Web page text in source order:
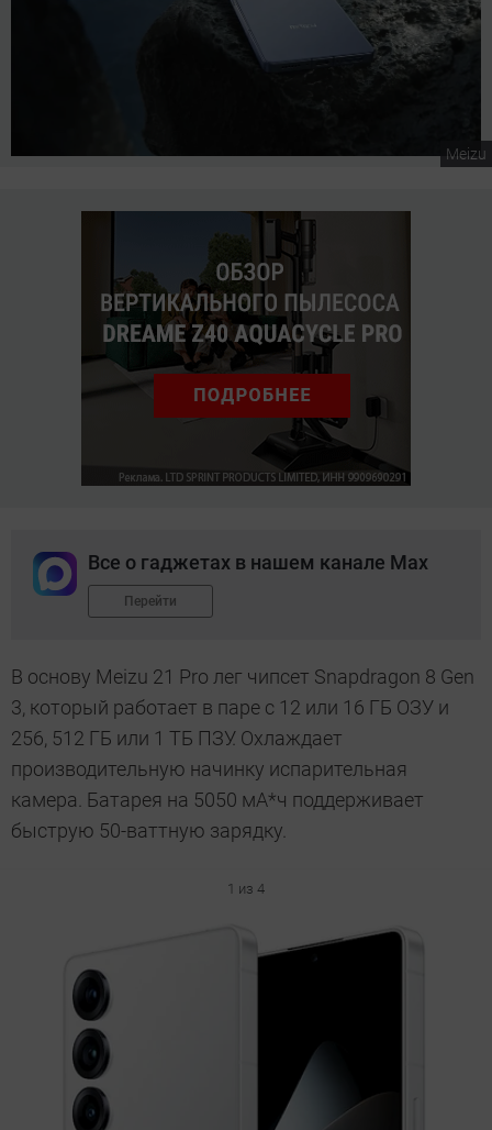
Meizu
Все о гаджетах в нашем канале Max
Перейти
В основу Meizu 21 Pro лег чипсет Snapdragon 8 Gen
3, который работает в паре с 12 или 16 ГБ ОЗУ и
256, 512 ГБ или 1 ТБ ПЗУ. Охлаждает
производительную начинку испарительная
камера. Батарея на 5050 мА*ч поддерживает
быструю 50-ваттную зарядку.
1 из 4